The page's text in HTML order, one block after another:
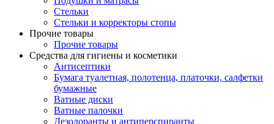
Стельки
Стельки и корректоры стопы
Прочие товары
Прочие товары
Средства для гигиены и косметики
Антисептики
Бумага туалетная, полотенца, платочки, салфетки
бумажные
Ватные диски
Ватные палочки
Дезодоранты и антиперспиранты